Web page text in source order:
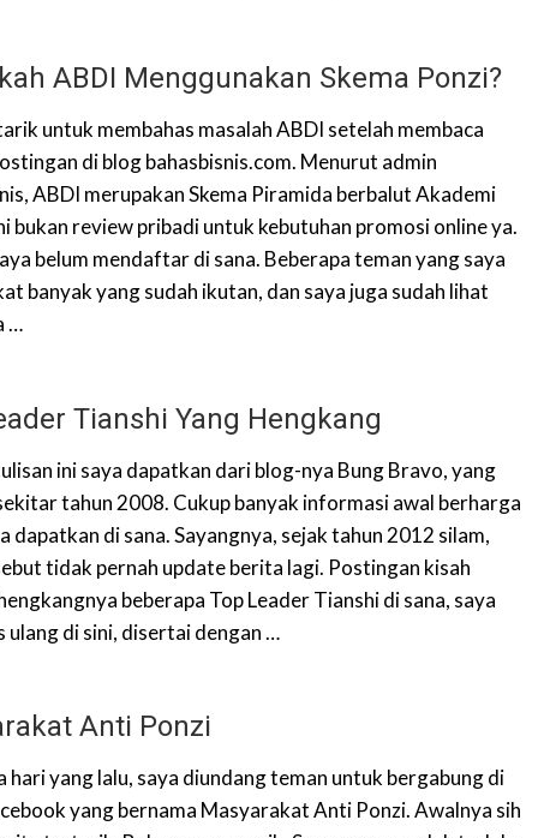
ABDI Menggunakan Skema Ponzi?
untuk membahas masalah ABDI setelah membaca
di blog bahasbisnis.com. Menurut admin
ABDI merupakan Skema Piramida berbalut Akademi
bukan review pribadi untuk kebutuhan promosi online ya.
belum mendaftar di sana. Beberapa teman yang saya
banyak yang sudah ikutan, dan saya juga sudah lihat
…
Tianshi Yang Hengkang
ini saya dapatkan dari blog-nya Bung Bravo, yang
tahun 2008. Cukup banyak informasi awal berharga
dapatkan di sana. Sayangnya, sejak tahun 2012 silam,
tidak pernah update berita lagi. Postingan kisah
beberapa Top Leader Tianshi di sana, saya
ulang di sini, disertai dengan …
Anti Ponzi
hari yang lalu, saya diundang teman untuk bergabung di
yang bernama Masyarakat Anti Ponzi. Awalnya sih